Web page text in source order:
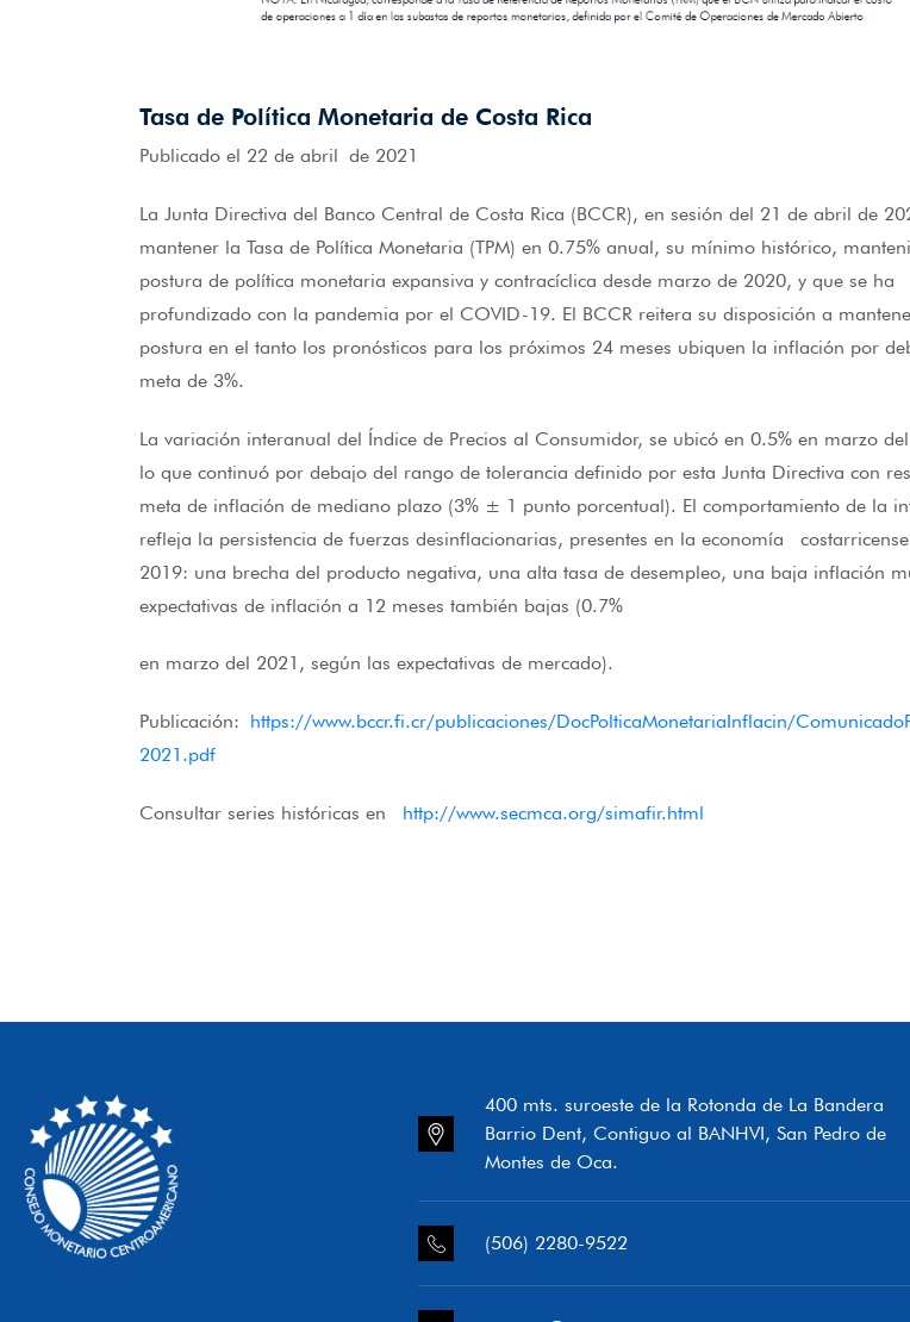
Tasa de Política Monetaria de Costa Rica
Publicado el 22 de abril de 2021
La Junta Directiva del Banco Central de Costa Rica (BCCR), en sesión del 21 de abril de
mantener la Tasa de Política Monetaria (TPM) en 0.75% anual, su mínimo histórico,
postura de política monetaria expansiva y contracíclica desde marzo de 2020, y que se ha
profundizado con la pandemia por el COVID-19. El BCCR reitera su disposición a
postura en el tanto los pronósticos para los próximos 24 meses ubiquen la inflación por
meta de 3%.
La variación interanual del Índice de Precios al Consumidor, se ubicó en 0.5% en marzo
lo que continuó por debajo del rango de tolerancia definido por esta Junta Directiva con
meta de inflación de mediano plazo (3% ± 1 punto porcentual). El comportamiento de la
refleja la persistencia de fuerzas desinflacionarias, presentes en la economía
2019: una brecha del producto negativa, una alta tasa de desempleo, una baja inflación
expectativas de inflación a 12 meses también bajas (0.7%
en marzo del 2021, según las expectativas de mercado).
Publicación: https://www.bccr.fi.cr/publicaciones/DocPolticaMonetariaInflacin/
2021.pdf
Consultar series históricas en http://www.secmca.org/simafir.html
400 mts. suroeste de la Rotonda de La Bandera
Barrio Dent, Contiguo al BANHVI, San Pedro de
Montes de Oca.
(506) 2280-9522